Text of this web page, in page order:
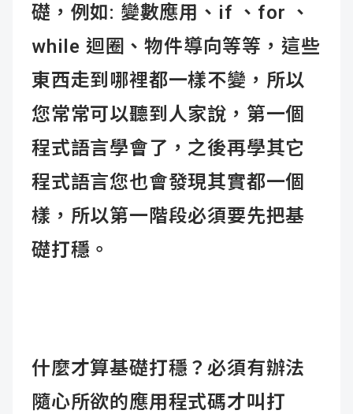
礎，例如: 變數應用、if 、for 、
while 迴圈、物件導向等等，這些
東西走到哪裡都一樣不變，所以
您常常可以聽到人家說，第一個
程式語言學會了，之後再學其它
程式語言您也會發現其實都一個
樣，所以第一階段必須要先把基
礎打穩。
什麼才算基礎打穩？必須有辦法
隨心所欲的應用程式碼才叫打